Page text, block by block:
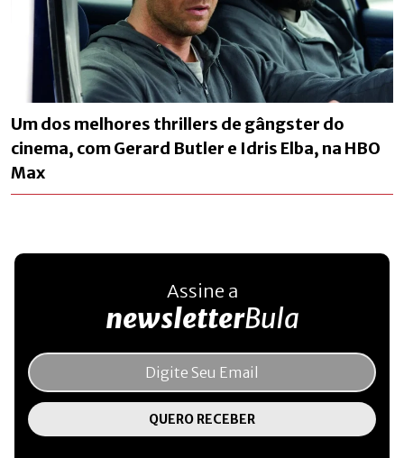
Um dos melhores thrillers de gângster do
cinema, com Gerard Butler e Idris Elba, na HBO
Max
Assine a
newsletterBula